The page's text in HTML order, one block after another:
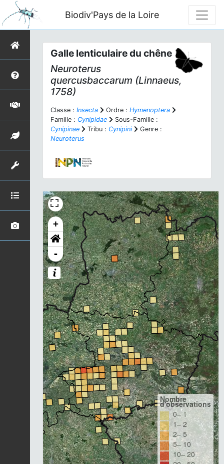
Biodiv'Pays de la Loire
Galle lenticulaire du chêne
Neuroterus
quercusbaccarum (Linnaeus,
1758)
Classe : Insecta Ordre : Hymenoptera
Famille : Cynipidae
Sous-Famille :
Cynipinae
Tribu : Cynipini
Genre :
Neuroterus
+
-
Nombre
d'observations
0– 1
1– 2
2– 5
5– 10
10– 20